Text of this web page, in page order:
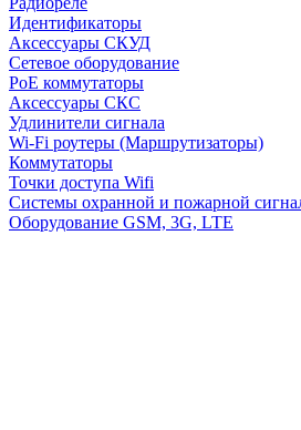
Идентификаторы
Аксессуары СКУД
Сетевое оборудование
PoE коммутаторы
Аксессуары СКС
Удлинители сигнала
Wi-Fi роутеры (Маршрутизаторы)
Коммутаторы
Точки доступа Wifi
Системы охранной и пожарной
Оборудование GSM, 3G, LTE